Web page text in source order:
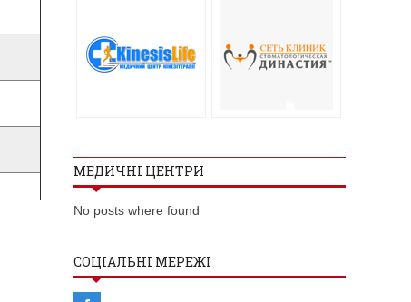
МЕДИЧНІ ЦЕНТРИ
No posts where found
СОЦІАЛЬНІ МЕРЕЖІ